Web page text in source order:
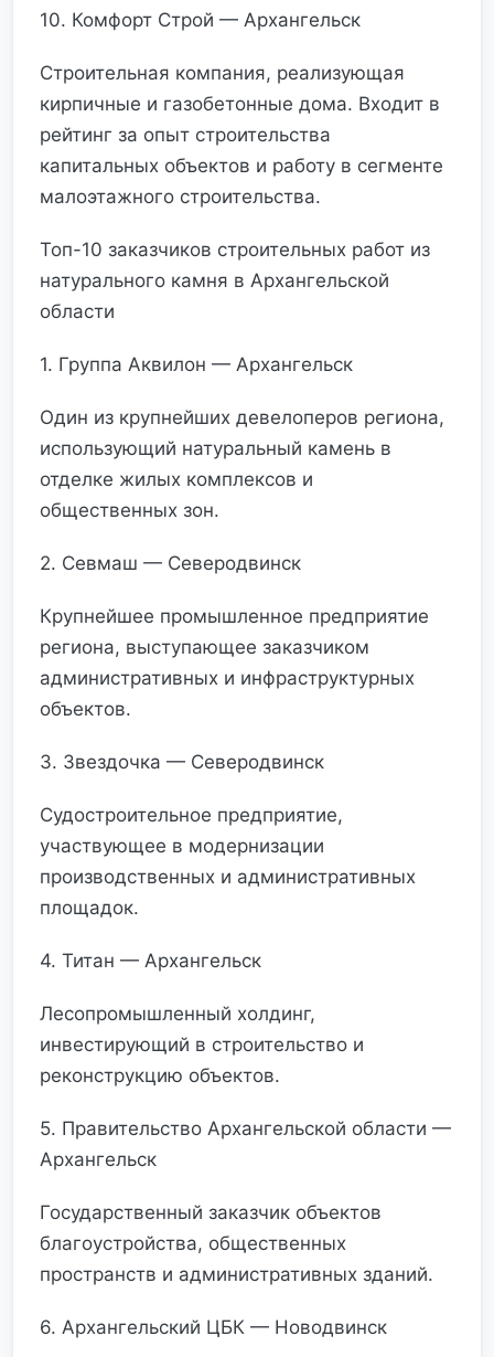
10. Комфорт Строй — Архангельск
Строительная компания, реализующая
кирпичные и газобетонные дома. Входит в
рейтинг за опыт строительства
капитальных объектов и работу в сегменте
малоэтажного строительства.
Топ-10 заказчиков строительных работ из
натурального камня в Архангельской
области
1. Группа Аквилон — Архангельск
Один из крупнейших девелоперов региона,
использующий натуральный камень в
отделке жилых комплексов и
общественных зон.
2. Севмаш — Северодвинск
Крупнейшее промышленное предприятие
региона, выступающее заказчиком
административных и инфраструктурных
объектов.
3. Звездочка — Северодвинск
Судостроительное предприятие,
участвующее в модернизации
производственных и административных
площадок.
4. Титан — Архангельск
Лесопромышленный холдинг,
инвестирующий в строительство и
реконструкцию объектов.
5. Правительство Архангельской области —
Архангельск
Государственный заказчик объектов
благоустройства, общественных
пространств и административных зданий.
6. Архангельский ЦБК — Новодвинск